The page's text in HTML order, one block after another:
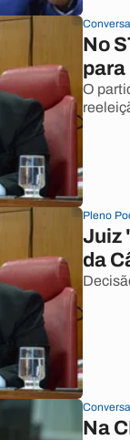
No
para
O
Pleno
Juiz
da
Na